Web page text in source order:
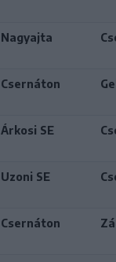
Nagyajta
Csernáton
Árkosi SE
Uzoni SE
Csernáton